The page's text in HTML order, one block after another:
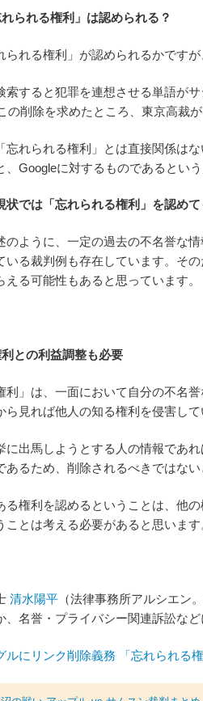
られる権利」は認められる？
られる権利」が認められるかです
索すると犯罪を連想させる単語が
の削除を求めたところ、東京高裁
忘れられる権利」とは直接関係は
、Googleに対するものであるという
状では「忘れられる権利」を認め
のように、一定の過去の不名誉な
いる裁判例も存在しています。そ
える可能性もあると思っています。
との利益調整も必要
利」は、一面において自分の不名
ら見れば他人の知る権利を侵害して
に出馬しようとする人の情報であ
あるため、削除されるべきではない
る権利を認めるということは、他
ことは考える必要があると思います
清水陽平 （法律事務所アルシエン
、名誉・プライバシー関連訴訟など
ルにリンク削除義務 「忘れられる